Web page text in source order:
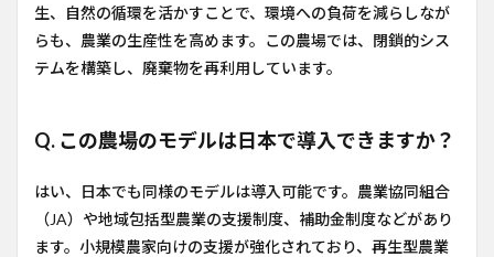
生、自然の循環を活かすことで、環境への負荷を減らしなが
らも、農業の生産性を高めます。この農場では、閉鎖的シス
テムを構築し、廃棄物を再利用しています。
Q. この農場のモデルは日本で導入できますか？
はい、日本でも同様のモデルは導入可能です。農業協同組合
（JA）や地域包括型農業の支援制度、補助金制度などがあり
ます。小規模農家向けの支援が強化されており、再生型農業